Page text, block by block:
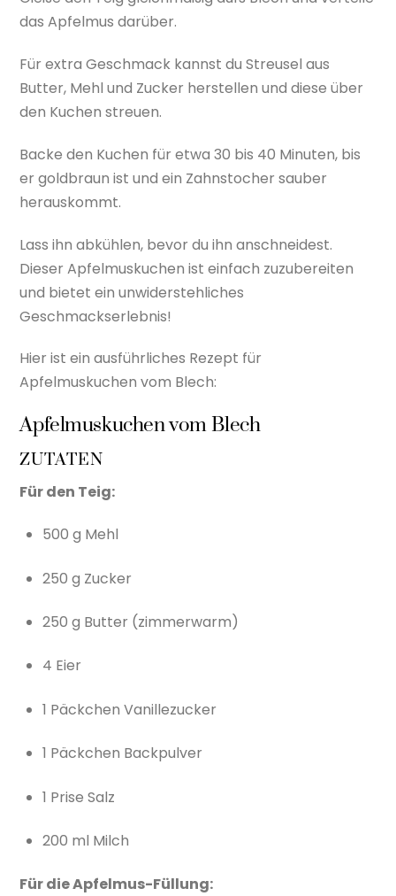
das Apfelmus darüber.
Für extra Geschmack kannst du Streusel aus
Butter, Mehl und Zucker herstellen und diese über
den Kuchen streuen.
Backe den Kuchen für etwa 30 bis 40 Minuten, bis
er goldbraun ist und ein Zahnstocher sauber
herauskommt.
Lass ihn abkühlen, bevor du ihn anschneidest.
Dieser Apfelmuskuchen ist einfach zuzubereiten
und bietet ein unwiderstehliches
Geschmackserlebnis!
Hier ist ein ausführliches Rezept für
Apfelmuskuchen vom Blech:
Apfelmuskuchen vom Blech
ZUTATEN
Für den Teig:
500 g Mehl
250 g Zucker
250 g Butter (zimmerwarm)
4 Eier
1 Päckchen Vanillezucker
1 Päckchen Backpulver
1 Prise Salz
200 ml Milch
Für die Apfelmus-Füllung: